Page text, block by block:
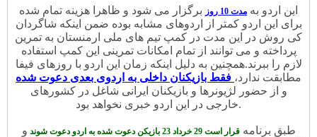
این اردو به مدت 10 روز
برگزار می شود و ظاهرا هزینه تمام شده
برای این اردو کمتر از اردوهای مشابه بوده ضمن اینکه شاگردان
کی روش در این مدت در کمپ تیم های ملی ارمنستان به تمرین
پرداخته و می توانند از تمام امکانات تمرینی این کمپ استفاده
لازم را ببرند.همچنین به دلیل اینکه زمان این اردو با روزهای فیفا
مطابقت ندارد، فقط بازیکنان داخلی به اردوی بعدی دعوت شده
و از حضور لژیونرها و بازیکنان ایرانی شاغل در کشورهای
خارجی در این اردو خبری نخواهد بود.
طبق برنامهقرار است 29 خرداد 23 بازیکن دعوت شده به اردو دعوت شوند
و